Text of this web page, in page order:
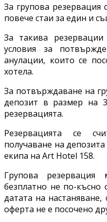
За групова резервация
повече стаи за един и
За такива
условия за
анулации, които се
хотела.
За потвърждаване на
депозит в размер на
резервацията.
Резервацията се
получаване на
екипа на Art Hotel 158.
Групова
безплатно не по-късно
датата на
оферта не е посочено